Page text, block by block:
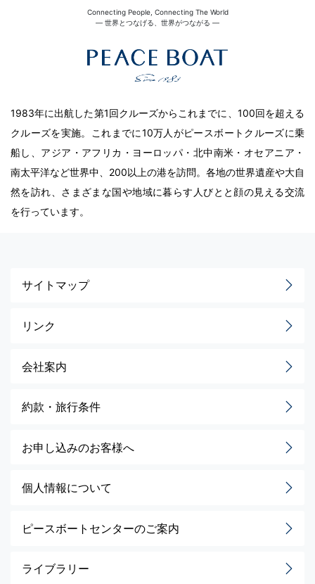
Connecting People, Connecting The World
― 世界とつなげる、世界がつながる ―
1983年に出航した第1回クルーズからこれまでに、100回を超える
クルーズを実施。これまでに10万人がピースボートクルーズに乗
船し、アジア・アフリカ・ヨーロッパ・北中南米・オセアニア・
南太平洋など世界中、200以上の港を訪問。各地の世界遺産や大自
然を訪れ、さまざまな国や地域に暮らす人びとと顔の見える交流
を行っています。
サイトマップ
リンク
会社案内
約款・旅行条件
お申し込みのお客様へ
個人情報について
ピースボートセンターのご案内
ライブラリー